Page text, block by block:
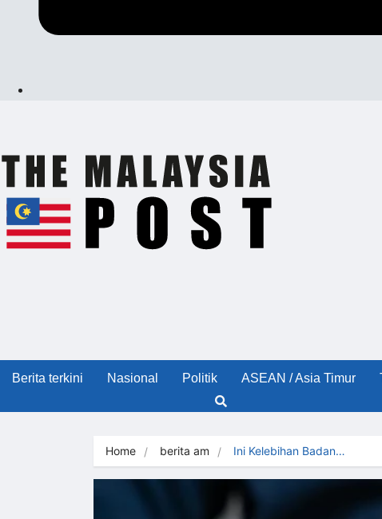
Berita terkini Nasional Politik ASEAN / Asia Timur
Home berita am Ini Kelebihan Badan…